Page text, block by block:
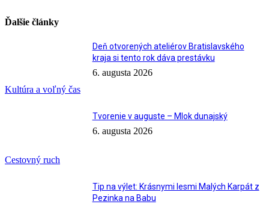
Ďalšie články
Kultúra a voľný čas
Deň otvorených ateliérov Bratislavského
kraja si tento rok dáva prestávku
6. augusta 2026
Cestovný ruch
Tvorenie v auguste – Mlok dunajský
6. augusta 2026
Tip na výlet: Krásnymi lesmi Malých Karpát z
Pezinka na Babu